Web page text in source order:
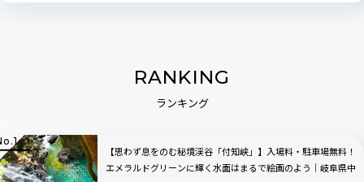
RANKING
ランキング
【思わず息をのむ秘境渓谷「付知峡」】入場料・駐車場無料！
エメラルドグリーンに輝く水面はまるで絵画のよう｜岐阜県中